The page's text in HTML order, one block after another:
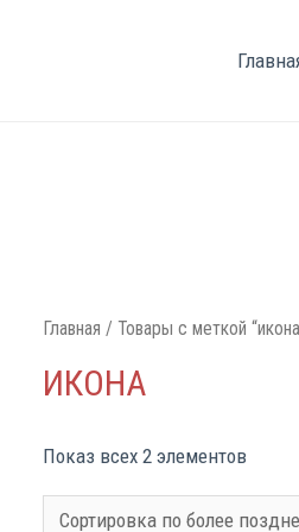
Главная / Товары с меткой
ИКОНА
Показ всех 2 элементов